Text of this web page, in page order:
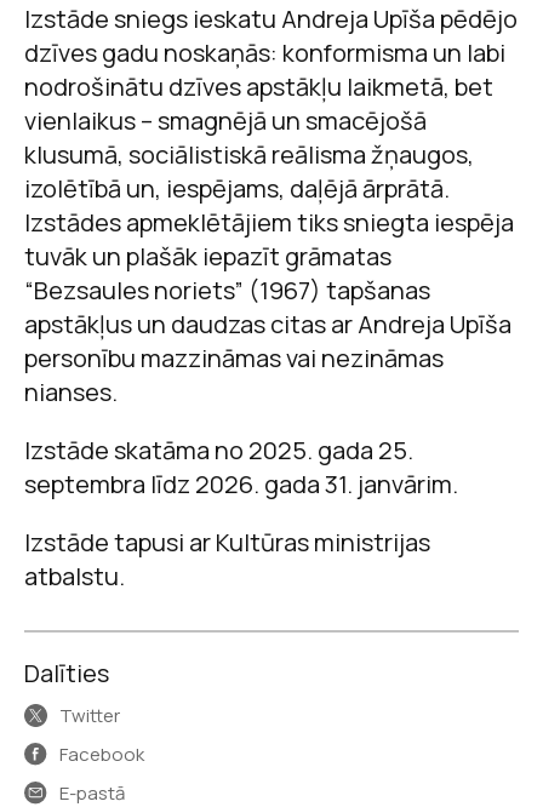
Izstāde sniegs ieskatu Andreja Upīša pēdējo
dzīves gadu noskaņās: konformisma un labi
nodrošinātu dzīves apstākļu laikmetā, bet
vienlaikus – smagnējā un smacējošā
klusumā, sociālistiskā reālisma žņaugos,
izolētībā un, iespējams, daļējā ārprātā.
Izstādes apmeklētājiem tiks sniegta iespēja
tuvāk un plašāk iepazīt grāmatas
“Bezsaules noriets” (1967) tapšanas
apstākļus un daudzas citas ar Andreja Upīša
personību mazzināmas vai nezināmas
nianses.
Izstāde skatāma no 2025. gada 25.
septembra līdz 2026. gada 31. janvārim.
Izstāde tapusi ar Kultūras ministrijas
atbalstu.
Dalīties
Twitter
Facebook
E-pastā